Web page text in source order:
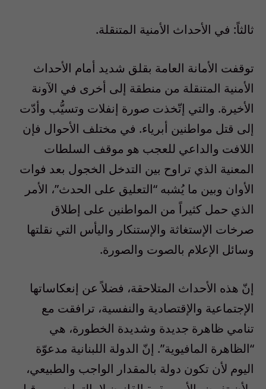
ثالثاً: في الأحداث الأمنية المتنقلة.
توقفت الأمانة العامة بقلق شديد أمام الأحداث
الأمنية المتنقلة من منطقة إلى أخرى في الآونة
الأخيرة. والتي إتّخذت صورة إنفلات وتسيُّب وأدّت
إلى قتل مواطنين أبرياء. في مختلف الأحوال فإن
اللافت والداعي للعجب هو موقف السلطات
المعنية الذي تراوح بين التدخل الخجول بعد فوات
الأوان وبين ما يُشبه “التعليق على الحدث”، الأمر
الذي حمل كثيراً من المواطنين على إطلاق
صرخات الإستغاثة والإستنكار واليأس التي نقلتها
وسائل الإعلام بالصوت والصورة.
إنّ هذه الأحداث المتلاحقة، فضلاً عن إنعكاساتها
الإجتماعية والإقتصادية والنفسية، ترافقت مع
تنامي ظاهرة جديدة وشديدة الخطورة، هي
“الظاهرة المافيوية”. إنّ الدولة اللبنانية مدعوّة
اليوم لأن تكون دولة بالمقدار الواجب والطبيعي،